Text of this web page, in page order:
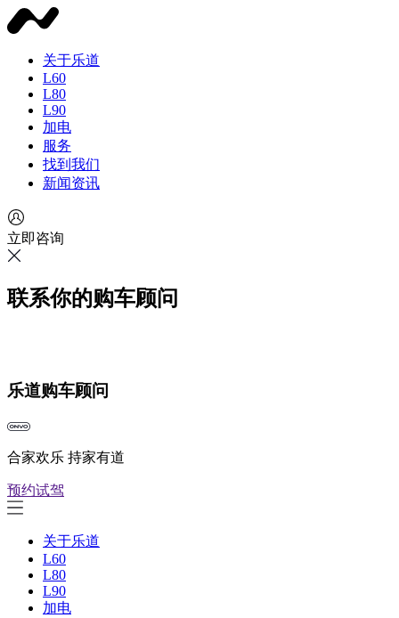
关于乐道
L60
L80
L90
加电
服务
找到我们
新闻资讯
立即咨询
联系你的购车顾问
乐道购车顾问
合家欢乐 持家有道
预约试驾
关于乐道
L60
L80
L90
加电